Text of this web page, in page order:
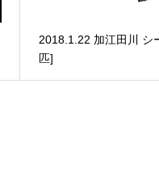
2018.1.22 加江田川 シ
匹]